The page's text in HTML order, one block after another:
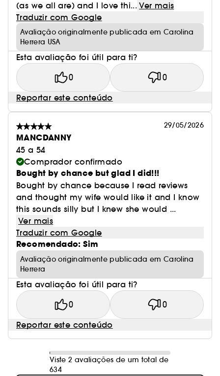
(as we all are) and I love thi... Ver mais
Traduzir com Google
Avaliação originalmente publicada em Carolina
Herrera USA
Esta avaliação foi útil para ti?
0 0
Reportar este conteúdo
29/05/2026
MANCDANNY
45 a 54
Comprador confirmado
Bought by chance but glad I did!!!
Bought by chance because I read reviews
and thought my wife would like it and I know
this sounds silly but I knew she would ...
Ver mais
Traduzir com Google
Recomendado: Sim
Avaliação originalmente publicada em Carolina
Herrera
Esta avaliação foi útil para ti?
0 0
Reportar este conteúdo
Viste 2 avaliações de um total de
634